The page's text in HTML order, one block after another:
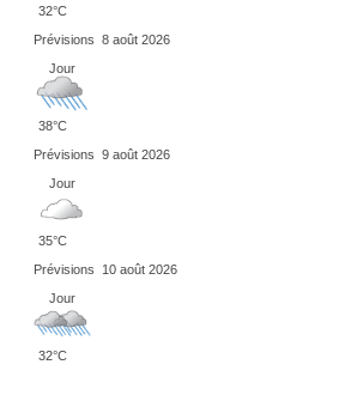
32°C
Prévisions 8 août 2026
Jour
38°C
Prévisions 9 août 2026
Jour
35°C
Prévisions
10 août 2026
Jour
32°C